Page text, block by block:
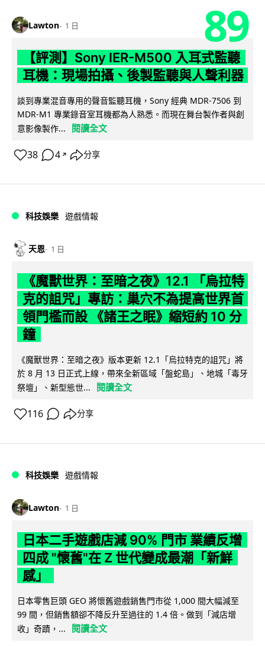
Lawton 1 日 89
【評測】Sony IER-M500 入耳式監聽
耳機：現場拍攝、後製監聽與人聲利器
談到專業混音專用的聲音監聽耳機，Sony 經典 MDR-7506 到
MDR-M1 專業錄音室耳機都為人熟悉。而現在舞台製作者與創
意影像製作...
閱讀全文
38 4 ↗ 分享
科技娛樂 遊戲情報
天恩 1 日
《魔獸世界：至暗之夜》12.1 「烏拉特
克的詛咒」專訪：巢穴不為提高世界首
領門檻而設 《諸王之眠》縮短約 10 分
鐘
《魔獸世界：至暗之夜》版本更新 12.1「烏拉特克的詛咒」將
於 8 月 13 日正式上線，帶來全新區域「盤蛇島」、地城「毒牙
祭壇」、新型態世...
閱讀全文
116 分享
科技娛樂 遊戲情報
Lawton 1 日
日本二手遊戲店減 90% 門市 業績反增
四成 "懷舊"在 Z 世代變成最潮「新鮮
感」
日本零售巨頭 GEO 將懷舊遊戲銷售門市從 1,000 間大幅減至
99 間，但銷售額卻不降反升至過往的 1.4 倍。做到「減店增
收」奇蹟，...
閱讀全文